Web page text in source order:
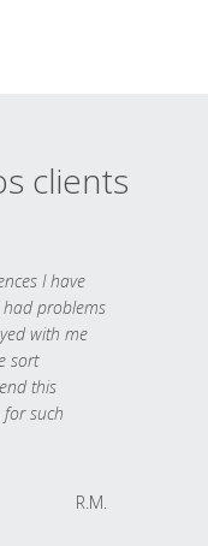
clients
I have
problems
with me
sort
this
such
R.M.